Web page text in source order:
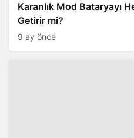
Karanlık Mod Bataryayı
Getirir mi?
9 ay önce